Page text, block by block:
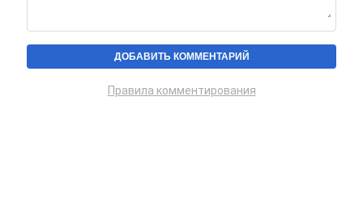
Правила комментирования